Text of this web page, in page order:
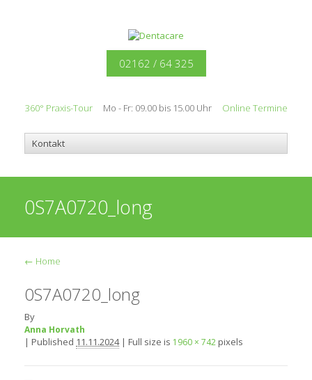
02162 / 64 325
360° Praxis-Tour Mo - Fr: 09.00 bis 15.00 Uhr Online Termine
0S7A0720_long
← Home
0S7A0720_long
By
Anna Horvath
| Published 11.11.2024 | Full size is 1960 × 742 pixels